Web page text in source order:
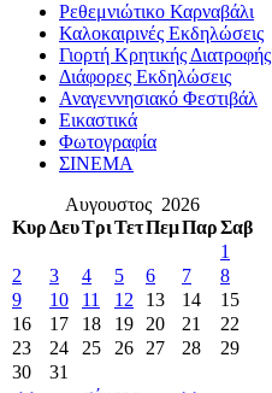
Ρεθεμνιώτικο Καρναβάλι
Καλοκαιρινές Εκδηλώσεις
Γιορτή Κρητικής Διατροφής
Διάφορες Εκδηλώσεις
Αναγεννησιακό Φεστιβάλ
Εικαστικά
Φωτογραφία
ΣΙΝΕΜΑ
Αυγουστος 2026
ΚυρΔευΤριΤετΠεμΠαρΣαβ
1
2
3 4 5 6 7
8
9
10 11 12 13 14
15
16
17 18 19 20 21
22
23
24 25 26 27 28
29
30
31